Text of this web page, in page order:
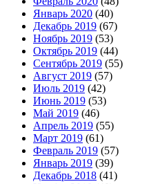
Январь 2020 (40)
Декабрь 2019 (67)
Ноябрь 2019 (53)
Октябрь 2019 (44)
Сентябрь 2019 (55)
Август 2019 (57)
Июль 2019 (42)
Июнь 2019 (53)
Май 2019 (46)
Апрель 2019 (55)
Март 2019 (61)
Февраль 2019 (57)
Январь 2019 (39)
Декабрь 2018 (41)